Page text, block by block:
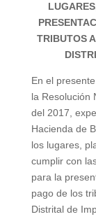
TRIBUTOS
En el
la Resolución
del 2017,
Hacienda de
los lugares,
cumplir con
para la
pago de los
Distrital de